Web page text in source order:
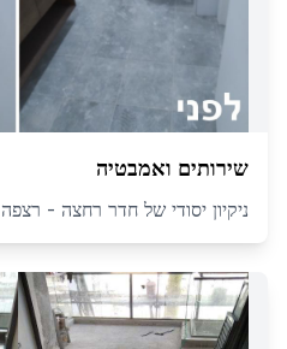
שירותים ואמבטיה
ניקיון יסודי של חדר רחצה -